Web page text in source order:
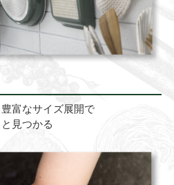
富なサイズ展開で
見つかる